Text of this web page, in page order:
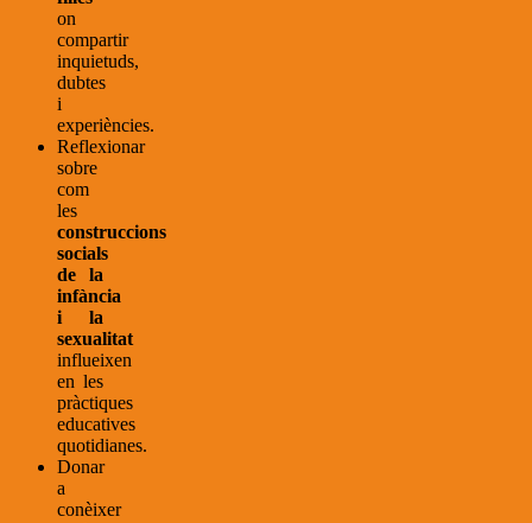
on
compartir
inquietuds,
dubtes
i
experiències.
Reflexionar
sobre
com
les
construccions
socials
de la
infància
i la
sexualitat
influeixen
en les
pràctiques
educatives
quotidianes.
Donar
a
conèixer